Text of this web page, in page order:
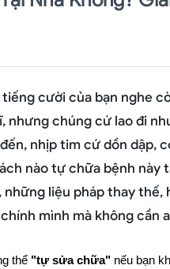
cười của bạn nghe
nhưng chúng cứ lao đi
nhịp tim cứ dồn dập,
nào tự chữa bệnh này
liệu pháp thay thế,
mình mà không cần
thể "tự sửa chữa" nếu bạn